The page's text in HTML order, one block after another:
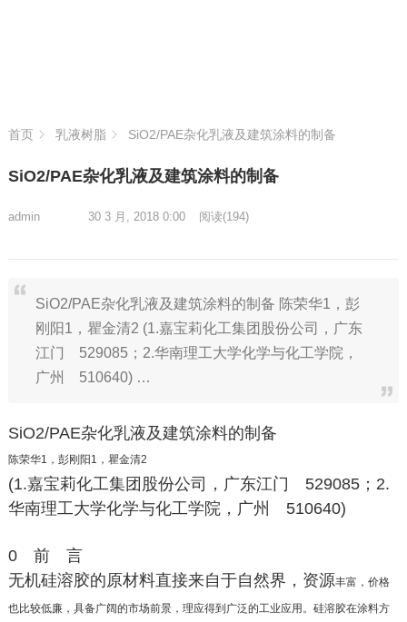
首页 乳液树脂 SiO2/PAE杂化乳液及建筑涂料的制备
SiO2/PAE杂化乳液及建筑涂料的制备
admin 30 3 月, 2018 0:00 阅读(194)
SiO2/PAE杂化乳液及建筑涂料的制备 陈荣华1，彭
刚阳1，瞿金清2 (1.嘉宝莉化工集团股份公司，广东
江门 529085；2.华南理工大学化学与化工学院，
广州 510640) …
SiO2/PAE杂化乳液及建筑涂料的制备
陈荣华1，彭刚阳1，瞿金清2
(1.嘉宝莉化工集团股份公司，广东江门 529085；2.
华南理工大学化学与化工学院，广州 510640)
0 前 言
无机硅溶胶的原材料直接来自于自然界，资源丰富，价格
也比较低廉，具备广阔的市场前景，理应得到广泛的工业应用。硅溶胶在涂料方